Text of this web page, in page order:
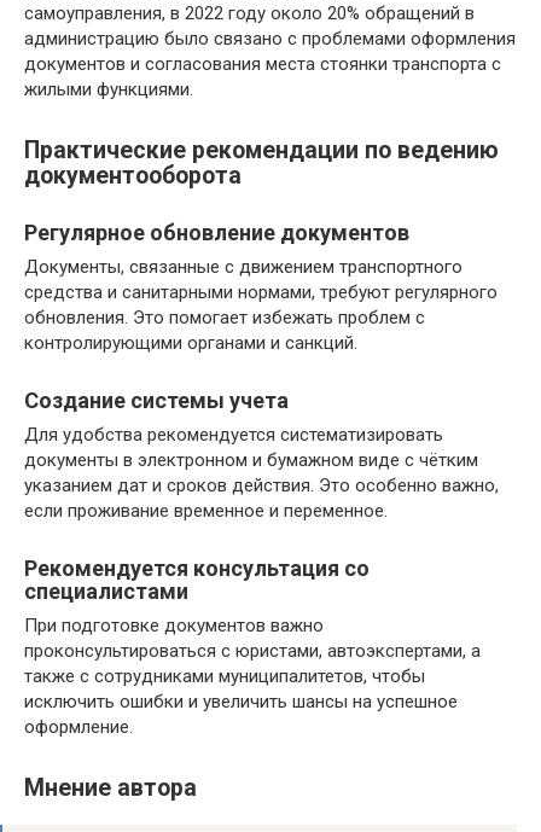
самоуправления, в 2022 году около 20% обращений в
администрацию было связано с проблемами оформления
документов и согласования места стоянки транспорта с
жилыми функциями.
Практические рекомендации по ведению
документооборота
Регулярное обновление документов
Документы, связанные с движением транспортного
средства и санитарными нормами, требуют регулярного
обновления. Это помогает избежать проблем с
контролирующими органами и санкций.
Создание системы учета
Для удобства рекомендуется систематизировать
документы в электронном и бумажном виде с чётким
указанием дат и сроков действия. Это особенно важно,
если проживание временное и переменное.
Рекомендуется консультация со
специалистами
При подготовке документов важно
проконсультироваться с юристами, автоэкспертами, а
также с сотрудниками муниципалитетов, чтобы
исключить ошибки и увеличить шансы на успешное
оформление.
Мнение автора